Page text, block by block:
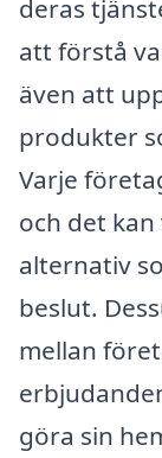
deras
att förstå
även att
produkter
Varje
och det
alternativ
beslut.
mellan
göra sin